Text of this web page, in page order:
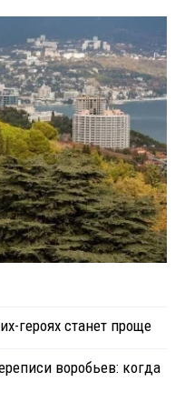
героях станет проще
воробьев: когда